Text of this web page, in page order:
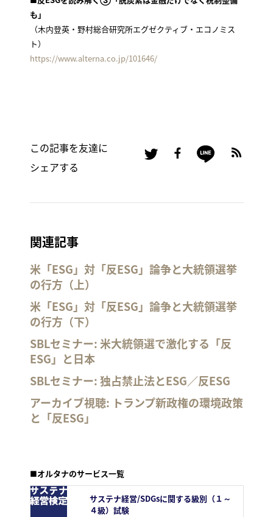
も」
（木内登英・野村総合研究所エグゼクティブ・エコノミス
ト）
https://www.alterna.co.jp/101646/
この記事を友達に
シェアする
関連記事
米「ESG」対「反ESG」論争と大統領選挙
の行方（上）
米「ESG」対「反ESG」論争と大統領選挙
の行方（下）
SBLセミナー: 米大統領選で激化する「反
ESG」と日本
SBLセミナー: 独占禁止法とESG／反ESG
アーカイブ視聴: トランプ新政権の環境政策
と「反ESG」
■オルタナのサービス一覧
サステナ経営/SDGsに関する級別（１～
４級）試験